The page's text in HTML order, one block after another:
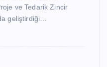
ve Tedarik Zincir
geliştirdiği…